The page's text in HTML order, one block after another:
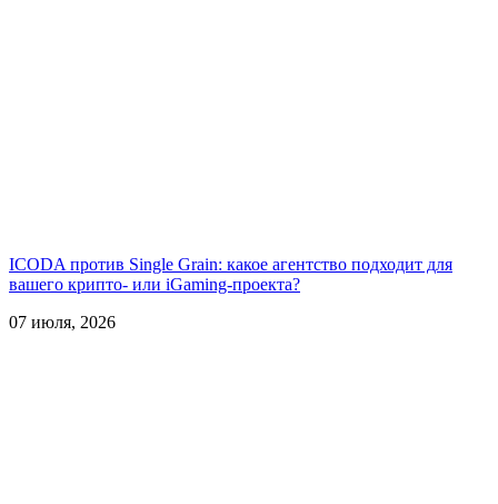
ICODA против Single Grain: какое агентство подходит для
вашего крипто- или iGaming-проекта?
07 июля, 2026